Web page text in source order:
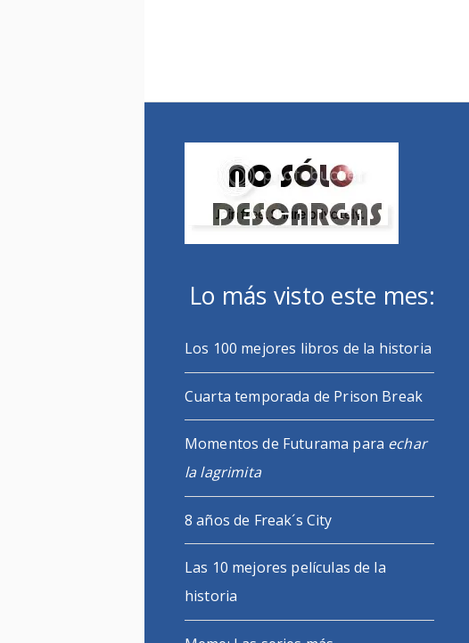
Lo más visto este mes:
Los 100 mejores libros de la historia
Cuarta temporada de Prison Break
Momentos de Futurama para echar
la lagrimita
8 años de Freak´s City
Las 10 mejores películas de la
historia